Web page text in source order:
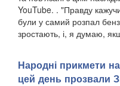
YouTube. . "Правду
були у самий розпал
зростають, і, я думаю,
Народні прикмети
цей день прозвали